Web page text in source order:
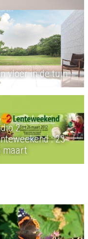
vloer in de tuin
2 -
: 23-
maart